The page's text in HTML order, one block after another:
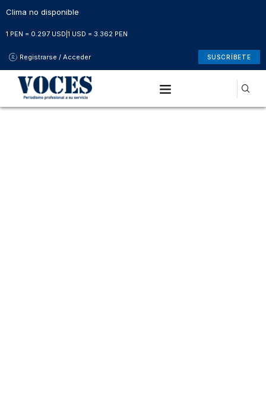
Clima no disponible
1 PEN = 0.297 USD 1 USD = 3.362 PEN
Registrarse / Acceder SUSCRÍBETE